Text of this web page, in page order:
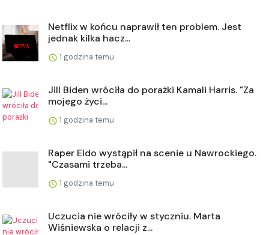
Netflix w końcu naprawił ten problem. Jest
jednak kilka hacz...
1 godzina temu
Jill Biden wróciła do porażki Kamali Harris. "Za
mojego życi...
1 godzina temu
Raper Eldo wystąpił na scenie u Nawrockiego.
"Czasami trzeba...
1 godzina temu
Uczucia nie wróciły w styczniu. Marta
Wiśniewska o relacji z...